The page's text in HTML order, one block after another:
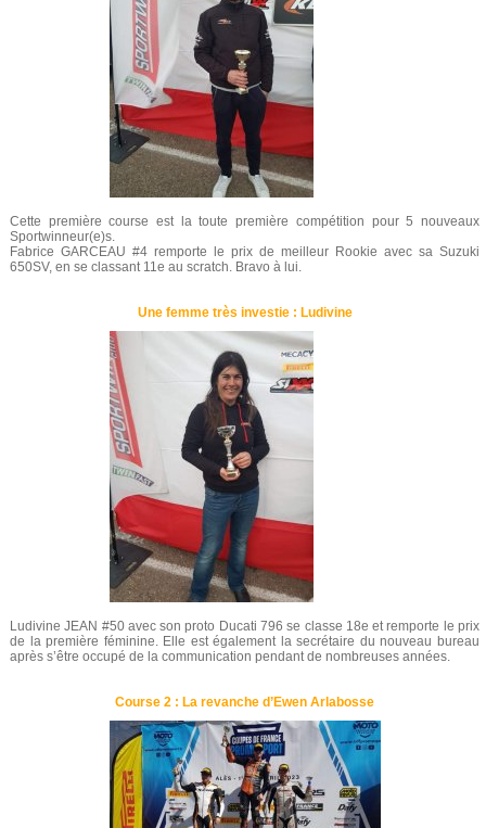
Cette première course est la toute première compétition pour 5 nouveaux
Sportwinneur(e)s.
Fabrice GARCEAU #4 remporte le prix de meilleur Rookie avec sa Suzuki
650SV, en se classant 11e au scratch. Bravo à lui.
Une femme très investie : Ludivine
Ludivine JEAN #50 avec son proto Ducati 796 se classe 18e et remporte le prix
de la première féminine. Elle est également la secrétaire du nouveau bureau
après s’être occupé de la communication pendant de nombreuses années.
Course 2 : La revanche d’Ewen Arlabosse